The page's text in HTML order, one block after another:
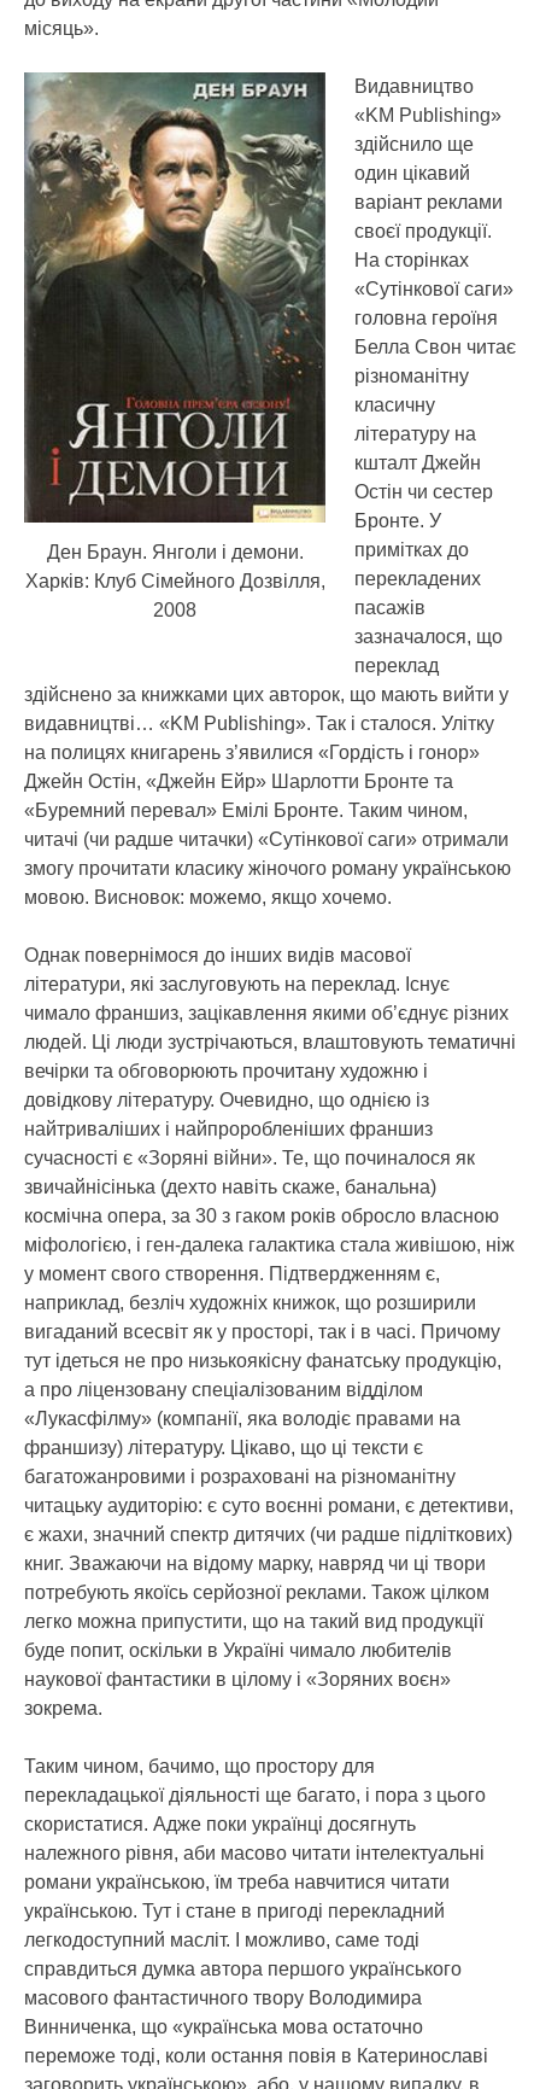
місяць».
Ден Браун. Янголи і демони.
Харків: Клуб Сімейного Дозвілля,
2008
Видавництво
«KM Publishing»
здійснило ще
один цікавий
варіант реклами
своєї продукції.
На сторінках
«Сутінкової саги»
головна героїня
Белла Свон читає
різноманітну
класичну
літературу на
кшталт Джейн
Остін чи сестер
Бронте. У
примітках до
перекладених
пасажів
зазначалося, що
переклад
здійснено за книжками цих авторок, що мають вийти у
видавництві… «KM Publishing». Так і сталося. Улітку
на полицях книгарень з’явилися «Гордість і гонор»
Джейн Остін, «Джейн Ейр» Шарлотти Бронте та
«Буремний перевал» Емілі Бронте. Таким чином,
читачі (чи радше читачки) «Сутінкової саги» отримали
змогу прочитати класику жіночого роману українською
мовою. Висновок: можемо, якщо хочемо.
Однак повернімося до інших видів масової
літератури, які заслуговують на переклад. Існує
чимало франшиз, зацікавлення якими об’єднує різних
людей. Ці люди зустрічаються, влаштовують тематичні
вечірки та обговорюють прочитану художню і
довідкову літературу. Очевидно, що однією із
найтриваліших і найпроробленіших франшиз
сучасності є «Зоряні війни». Те, що починалося як
звичайнісінька (дехто навіть скаже, банальна)
космічна опера, за 30 з гаком років обросло власною
міфологією, і ген-далека галактика стала живішою, ніж
у момент свого створення. Підтвердженням є,
наприклад, безліч художніх книжок, що розширили
вигаданий всесвіт як у просторі, так і в часі. Причому
тут ідеться не про низькоякісну фанатську продукцію,
а про ліцензовану спеціалізованим відділом
«Лукасфілму» (компанії, яка володіє правами на
франшизу) літературу. Цікаво, що ці тексти є
багатожанровими і розраховані на різноманітну
читацьку аудиторію: є суто воєнні романи, є детективи,
є жахи, значний спектр дитячих (чи радше підліткових)
книг. Зважаючи на відому марку, навряд чи ці твори
потребують якоїсь серйозної реклами. Також цілком
легко можна припустити, що на такий вид продукції
буде попит, оскільки в Україні чимало любителів
наукової фантастики в цілому і «Зоряних воєн»
зокрема.
Таким чином, бачимо, що простору для
перекладацької діяльності ще багато, і пора з цього
скористатися. Адже поки українці досягнуть
належного рівня, аби масово читати інтелектуальні
романи українською, їм треба навчитися читати
українською. Тут і стане в пригоді перекладний
легкодоступний масліт. І можливо, саме тоді
справдиться думка автора першого українського
масового фантастичного твору Володимира
Винниченка, що «українська мова остаточно
переможе тоді, коли остання повія в Катеринославі
заговорить українською», або, у нашому випадку, в